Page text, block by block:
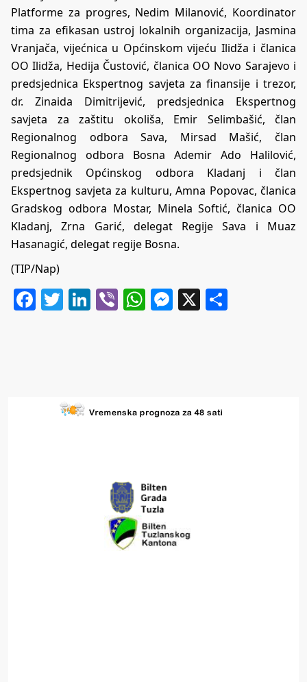
Platforme za progres, Nedim Milanović, Koordinator
tima za efikasan ustroj lokalnih organizacija, Jasmina
Vranjača, vijećnica u Općinskom vijeću Ilidža i članica
OO Ilidža, Hedija Čustović, članica OO Novo Sarajevo i
predsjednica Ekspertnog savjeta za finansije i trezor,
dr. Zinaida Dimitrijević, predsjednica Ekspertnog
savjeta za zaštitu okoliša, Emir Selimbašić, član
Regionalnog odbora Sava, Mirsad Mašić, član
Regionalnog odbora Bosna Ademir Ado Halilović,
predsjednik Općinskog odbora Kladanj i član
Ekspertnog savjeta za kulturu, Amna Popovac, članica
Gradskog odbora Mostar, Minela Softić, članica OO
Kladanj, Zrna Garić, delegat Regije Sava i Muaz
Hasanagić, delegat regije Bosna.
(TIP/Nap)
Facebook
Twitter
LinkedIn
ViberWhatsApp
Messenger
X